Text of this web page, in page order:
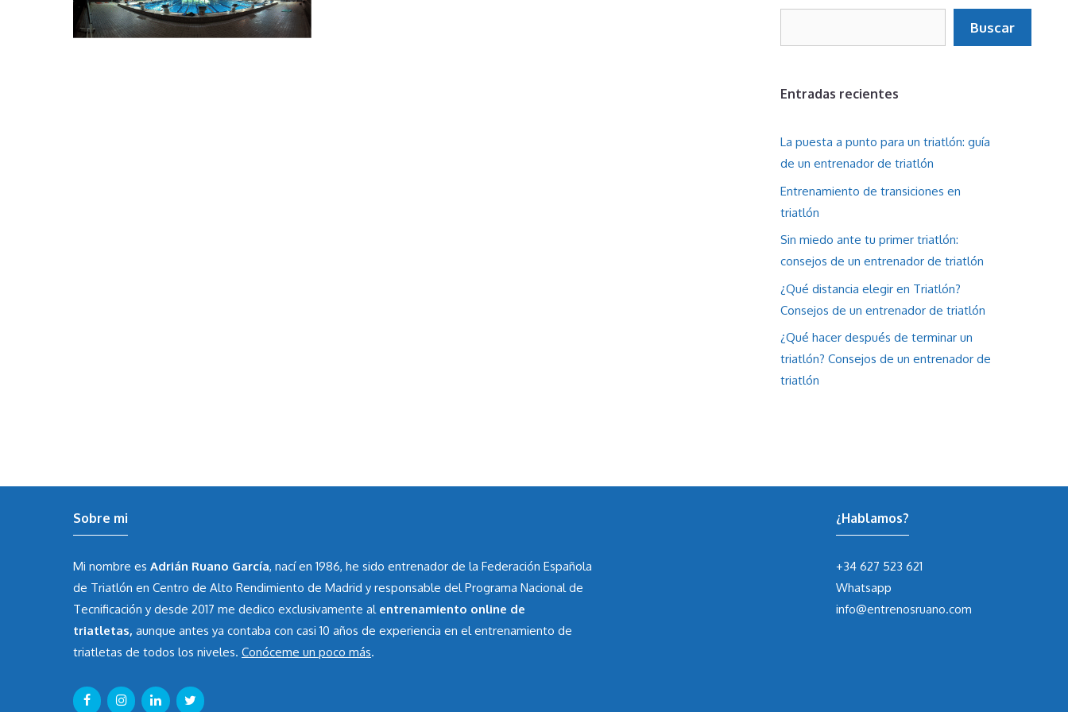
Buscar
Entradas recientes
La puesta a punto para un triatlón: guía
de un entrenador de triatlón
Entrenamiento de transiciones en
triatlón
Sin miedo ante tu primer triatlón:
consejos de un entrenador de triatlón
¿Qué distancia elegir en Triatlón?
Consejos de un entrenador de triatlón
¿Qué hacer después de terminar un
triatlón? Consejos de un entrenador de
triatlón
Sobre mi
Mi nombre es Adrián Ruano García, nací en 1986, he sido entrenador de la Federación Española
de Triatlón en Centro de Alto Rendimiento de Madrid y responsable del Programa Nacional de
Tecnificación y desde 2017 me dedico exclusivamente al entrenamiento online de
triatletas, aunque antes ya contaba con casi 10 años de experiencia en el entrenamiento de
triatletas de todos los niveles. Conóceme un poco más.
¿Hablamos?
+34 627 523 621
Whatsapp
info@entrenosruano.com